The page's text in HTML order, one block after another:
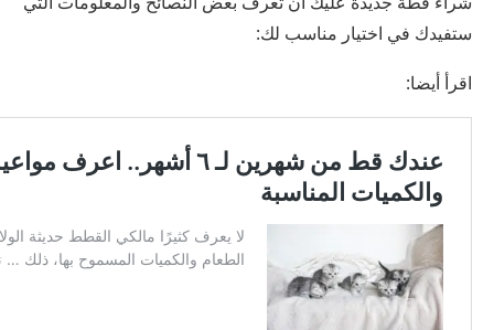
ستفيدك في اختيار مناسب لك:
اقرأ أيضا: